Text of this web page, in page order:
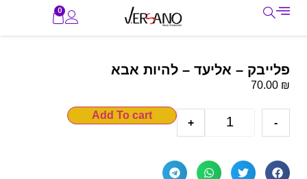
0
פלייבק – אליעד – להיות אבא
70.00 ₪
-
+
Add To cart